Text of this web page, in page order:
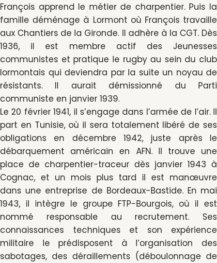
François apprend le métier de charpentier. Puis la
famille déménage à Lormont où François travaille
aux Chantiers de la Gironde. Il adhère à la CGT. Dès
1936, il est membre actif des Jeunesses
communistes et pratique le rugby au sein du club
lormontais qui deviendra par la suite un noyau de
résistants. Il aurait démissionné du Parti
communiste en janvier 1939.
Le 20 février 1941, il s’engage dans l’armée de l’air. Il
part en Tunisie, où il sera totalement libéré de ses
obligations en décembre 1942, juste après le
débarquement américain en AFN. Il trouve une
place de charpentier-traceur dès janvier 1943 à
Cognac, et un mois plus tard il est manœuvre
dans une entreprise de Bordeaux-Bastide. En mai
1943, il intègre le groupe FTP-Bourgois, où il est
nommé responsable au recrutement. Ses
connaissances techniques et son expérience
militaire le prédisposent à l’organisation des
sabotages, des déraillements (déboulonnage de